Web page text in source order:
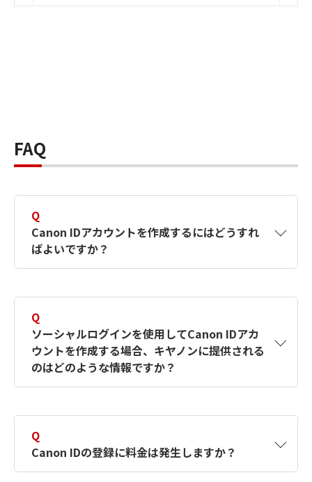
FAQ
Q
Canon IDアカウントを作成するにはどうすれ
ばよいですか？
す。詳しい作成方法は【カメラ】Canon IDとは
何ですか？Canon IDの作成方法は？をご確認く
ださい。
Q
ソーシャルログインを使用してCanon IDアカ
ウントを作成する場合、キヤノンに提供される
のはどのような情報ですか？
択したサービスから取得します。アカウントを
簡単に作成できるように、この情報を使用して
Canon IDの登録フォームを入力します。
Q
Canon IDの登録に料金は発生しますか？